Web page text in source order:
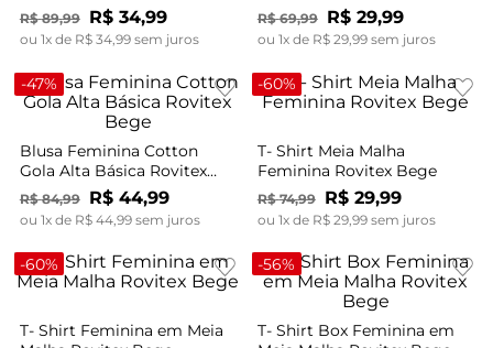
R$ 89,99 R$ 34,99
ou 1x de R$ 34, 99sem juros
R$ 69,99 R$ 29,99
ou 1x de R$ 29, 99sem juros
-47%
Blusa Feminina Cotton
Gola Alta Básica Rovitex
Bege
R$ 84,99 R$ 44,99
ou 1x de R$ 44, 99sem juros
-60%
T- Shirt Meia Malha
Feminina Rovitex Bege
R$ 74,99 R$ 29,99
ou 1x de R$ 29, 99sem juros
-60%
T- Shirt Feminina em Meia
-56%
T- Shirt Box Feminina em